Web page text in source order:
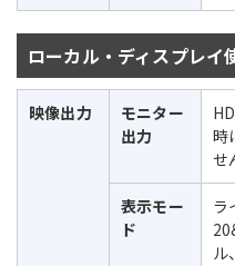
ローカル・ディスプレイ
映像出力
モニター
出力
時
せ
表示モー
ド
ラ
ル